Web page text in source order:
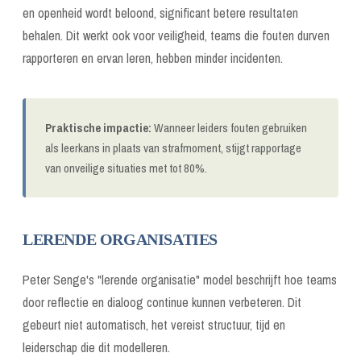
en openheid wordt beloond, significant betere resultaten
behalen. Dit werkt ook voor veiligheid, teams die fouten durven
rapporteren en ervan leren, hebben minder incidenten.
Praktische impactie:Wanneer leiders fouten gebruiken
als leerkans in plaats van strafmoment, stijgt rapportage
van onveilige situaties met tot 80%.
LERENDE ORGANISATIES
Peter Senge's "lerende organisatie" model beschrijft hoe teams
door reflectie en dialoog continue kunnen verbeteren. Dit
gebeurt niet automatisch, het vereist structuur, tijd en
leiderschap die dit modelleren.